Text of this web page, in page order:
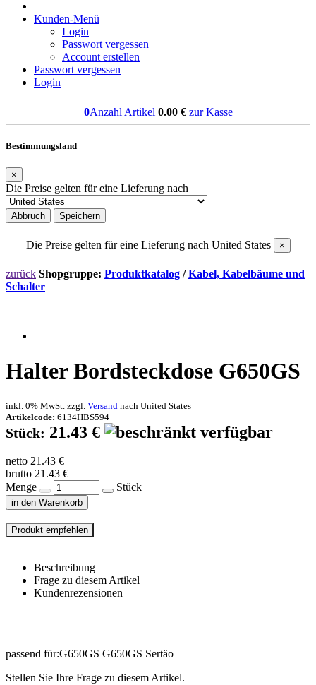
Kunden-Menü
Login
Passwort vergessen
Account erstellen
Passwort vergessen
Login
0Anzahl Artikel 0.00€ zur Kasse
Bestimmungsland
×
Die Preise gelten für eine Lieferung nach
Abbruch Speichern
Die Preise gelten für eine Lieferung nach United States ×
zurück Shopgruppe: Produktkatalog /Kabel, Kabelbäume und
Schalter
Halter Bordsteckdose G650GS
inkl. 0% MwSt. zzgl. Versand nach United States
Artikelcode: 6134HBS594
Stück: 21.43 €
netto 21.43 €
brutto 21.43 €
Menge
Stück
in den Warenkorb
Beschreibung
Frage zu diesem Artikel
Kundenrezensionen
passend für:G650GS G650GS Sertäo
Stellen Sie Ihre Frage zu diesem Artikel.